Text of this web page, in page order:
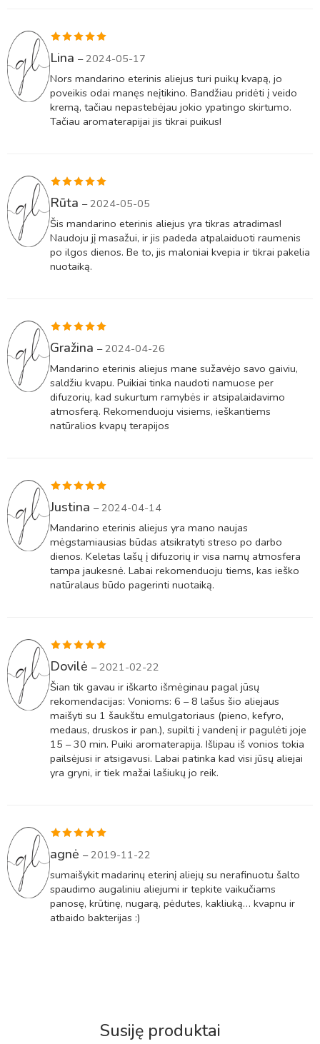
Įvertinimas:
Lina – 2024-05-17
Nors mandarino eterinis aliejus turi puikų kvapą, jo
poveikis odai manęs neįtikino. Bandžiau pridėti į veido
kremą, tačiau nepastebėjau jokio ypatingo skirtumo.
Tačiau aromaterapijai jis tikrai puikus!
Įvertinimas:
5
Rūta – 2024-05-05
Šis mandarino eterinis aliejus yra tikras atradimas!
Naudoju jį masažui, ir jis padeda atpalaiduoti raumenis
po ilgos dienos. Be to, jis maloniai kvepia ir tikrai pakelia
nuotaiką.
Įvertinimas:
Gražina – 2024-04-26
Mandarino eterinis aliejus mane sužavėjo savo gaiviu,
saldžiu kvapu. Puikiai tinka naudoti namuose per
difuzorių, kad sukurtum ramybės ir atsipalaidavimo
atmosferą. Rekomenduoju visiems, ieškantiems
natūralios kvapų terapijos
Įvertinimas:
Justina – 2024-04-14
Mandarino eterinis aliejus yra mano naujas
mėgstamiausias būdas atsikratyti streso po darbo
dienos. Keletas lašų į difuzorių ir visa namų atmosfera
tampa jaukesnė. Labai rekomenduoju tiems, kas ieško
natūralaus būdo pagerinti nuotaiką.
Įvertinimas:
5
Dovilė – 2021-02-22
Šian tik gavau ir iškarto išmėginau pagal jūsų
rekomendacijas: Vonioms: 6 – 8 lašus šio aliejaus
maišyti su 1 šaukštu emulgatoriaus (pieno, kefyro,
medaus, druskos ir pan.), supilti į vandenį ir pagulėti joje
15 – 30 min. Puiki aromaterapija. Išlipau iš vonios tokia
pailsėjusi ir atsigavusi. Labai patinka kad visi jūsų aliejai
yra gryni, ir tiek mažai lašiukų jo reik.
Įvertinimas:
agnė – 2019-11-22
sumaišykit madarinų eterinį aliejų su nerafinuotu šalto
spaudimo augaliniu aliejumi ir tepkite vaikučiams
panosę, krūtinę, nugarą, pėdutes, kakliuką… kvapnu ir
atbaido bakterijas :)
Susiję produktai